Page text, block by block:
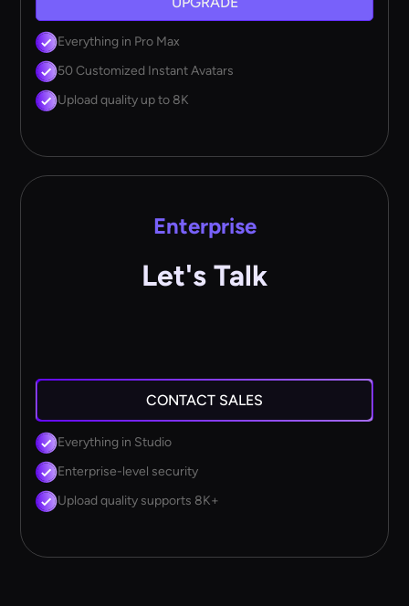
Everything in Pro Max
50 Customized Instant Avatars
Upload quality up to 8K
Enterprise
Let's Talk
CONTACT SALES
Everything in Studio
Enterprise-level security
Upload quality supports 8K+